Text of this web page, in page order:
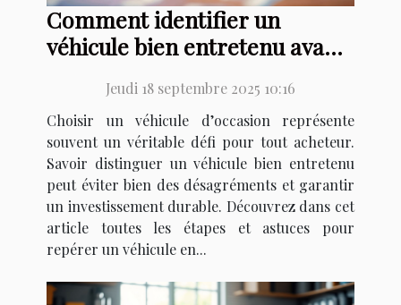
Comment identifier un
véhicule bien entretenu avant
Jeudi 18 septembre 2025 10:16
Choisir un véhicule d’occasion représente
souvent un véritable défi pour tout acheteur.
Savoir distinguer un véhicule bien entretenu
peut éviter bien des désagréments et garantir
un investissement durable. Découvrez dans cet
article toutes les étapes et astuces pour
repérer un véhicule en...